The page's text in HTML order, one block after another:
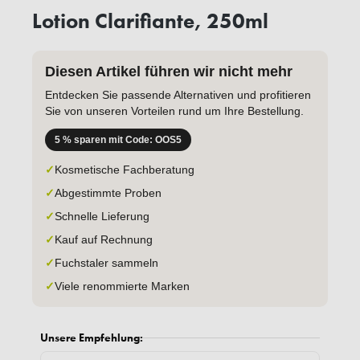
Lotion Clarifiante, 250ml
Diesen Artikel führen wir nicht mehr
Entdecken Sie passende Alternativen und profitieren
Sie von unseren Vorteilen rund um Ihre Bestellung.
5 % sparen mit Code: OOS5
✓Kosmetische Fachberatung
✓Abgestimmte Proben
✓Schnelle Lieferung
✓Kauf auf Rechnung
✓Fuchstaler sammeln
✓Viele renommierte Marken
Unsere Empfehlung: